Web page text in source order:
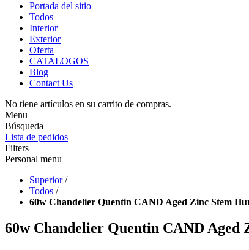
Portada del sitio
Todos
Interior
Exterior
Oferta
CATALOGOS
Blog
Contact Us
No tiene artículos en su carrito de compras.
Menu
Búsqueda
Lista de pedidos
Filters
Personal menu
Superior /
Todos /
60w Chandelier Quentin CAND Aged Zinc Stem
60w Chandelier Quentin CAND Aged